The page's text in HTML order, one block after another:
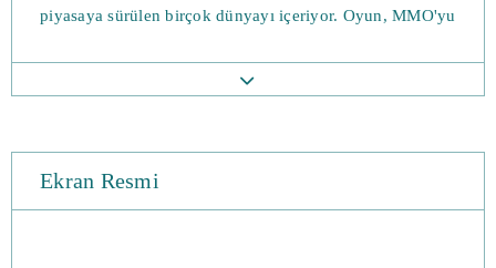
piyasaya sürülen birçok dünyayı içeriyor. Oyun, MMO'yu
bir "Taht Savaşı Simülatörü" olarak markalandı. Oyunda,
büyük çoğunluğu, karakterlerin korunmasına rağmen
kalıcı olmaktan ziyade yerine getiriliyor. Sıvı savaşlar
sunar ve bir Kickstarter kampanyasından yararlanan bir
Ekran Resmi